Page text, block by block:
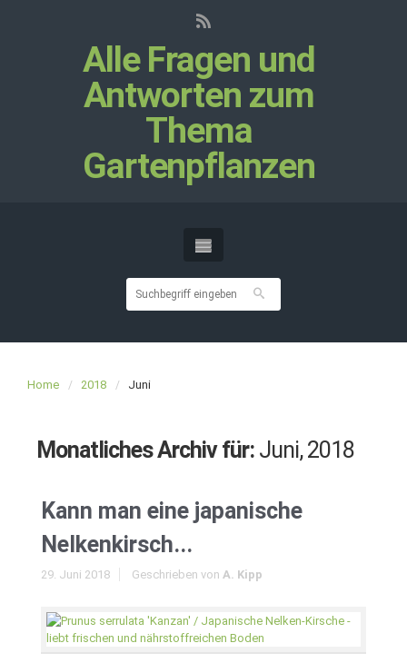
Alle Fragen und
Antworten zum
Thema
Gartenpflanzen
Home 2018 Juni
Monatliches Archiv für: Juni, 2018
Kann man eine japanische
Nelkenkirsch...
29. Juni 2018 Geschrieben von A. Kipp